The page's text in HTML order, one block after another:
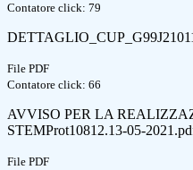
Contatore click: 79
File PDF
Contatore click: 66
AVVISO PER LA
STEMProt10812.13-05-
File PDF